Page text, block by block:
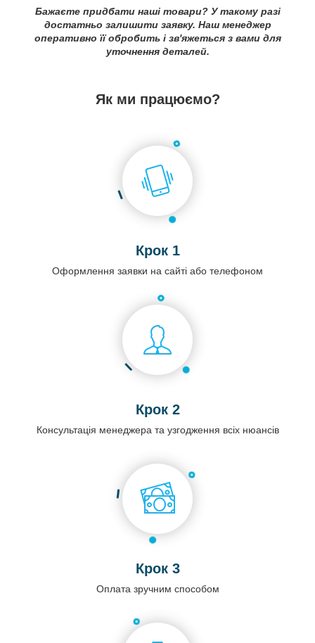
Бажаєте придбати наші товари? У такому разі
достатньо залишити заявку. Наш менеджер
оперативно її обробить і зв'яжеться з вами для
уточнення деталей.
Як ми працюємо?
Крок 1
Оформлення заявки на сайті або телефоном
Крок 2
Консультація менеджера та узгодження всіх нюансів
Крок 3
Оплата зручним способом